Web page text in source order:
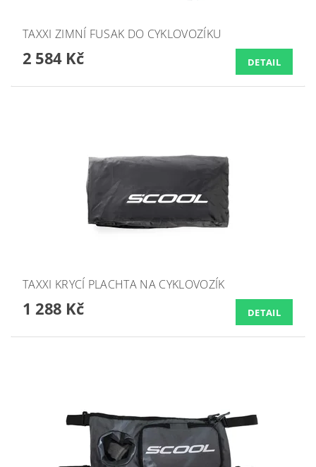
TAXXI ZIMNÍ FUSAK DO CYKLOVOZÍKU
2 584 Kč DETAIL
TAXXI KRYCÍ PLACHTA NA CYKLOVOZÍK
1 288 Kč DETAIL